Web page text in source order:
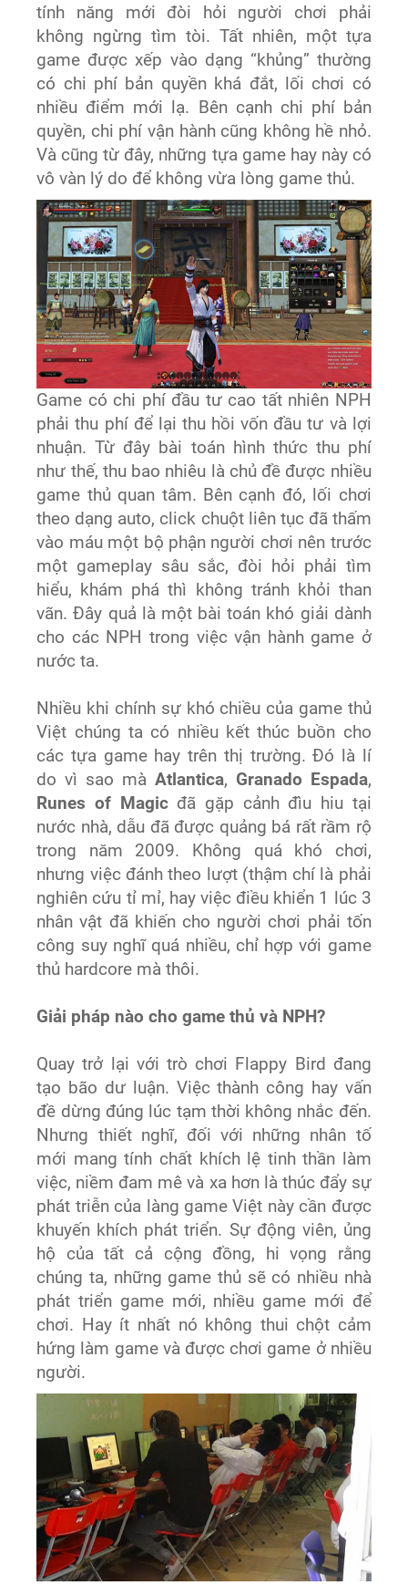
tính năng mới đòi hỏi người chơi phải
không ngừng tìm tòi. Tất nhiên, một tựa
game được xếp vào dạng “khủng” thường
có chi phí bản quyền khá đắt, lối chơi có
nhiều điểm mới lạ. Bên cạnh chi phí bản
quyền, chi phí vận hành cũng không hề nhỏ.
Và cũng từ đây, những tựa game hay này có
vô vàn lý do để không vừa lòng game thủ.
Game có chi phí đầu tư cao tất nhiên NPH
phải thu phí để lại thu hồi vốn đầu tư và lợi
nhuận. Từ đây bài toán hình thức thu phí
như thế, thu bao nhiêu là chủ đề được nhiều
game thủ quan tâm. Bên cạnh đó, lối chơi
theo dạng auto, click chuột liên tục đã thấm
vào máu một bộ phận người chơi nên trước
một gameplay sâu sắc, đòi hỏi phải tìm
hiểu, khám phá thì không tránh khỏi than
vãn. Đây quả là một bài toán khó giải dành
cho các NPH trong việc vận hành game ở
nước ta.
Nhiều khi chính sự khó chiều của game thủ
Việt chúng ta có nhiều kết thúc buồn cho
các tựa game hay trên thị trường. Đó là lí
do vì sao mà Atlantica, Granado Espada,
Runes of Magicđã gặp cảnh đìu hiu tại
nước nhà, dẫu đã được quảng bá rất rầm rộ
trong năm 2009. Không quá khó chơi,
nhưng việc đánh theo lượt (thậm chí là phải
nghiên cứu tỉ mỉ, hay việc điều khiển 1 lúc 3
nhân vật đã khiến cho người chơi phải tốn
công suy nghĩ quá nhiều, chỉ hợp với game
thủ hardcore mà thôi.
Giải pháp nào cho game thủ và NPH?
Quay trở lại với trò chơi Flappy Bird đang
tạo bão dư luận. Việc thành công hay vấn
đề dừng đúng lúc tạm thời không nhắc đến.
Nhưng thiết nghĩ, đối với những nhân tố
mới mang tính chất khích lệ tinh thần làm
việc, niềm đam mê và xa hơn là thúc đẩy sự
phát triễn của làng game Việt này cần được
khuyến khích phát triển. Sự động viên, ủng
hộ của tất cả cộng đồng, hi vọng rằng
chúng ta, những game thủ sẽ có nhiều nhà
phát triển game mới, nhiều game mới để
chơi. Hay ít nhất nó không thui chột cảm
hứng làm game và được chơi game ở nhiều
người.